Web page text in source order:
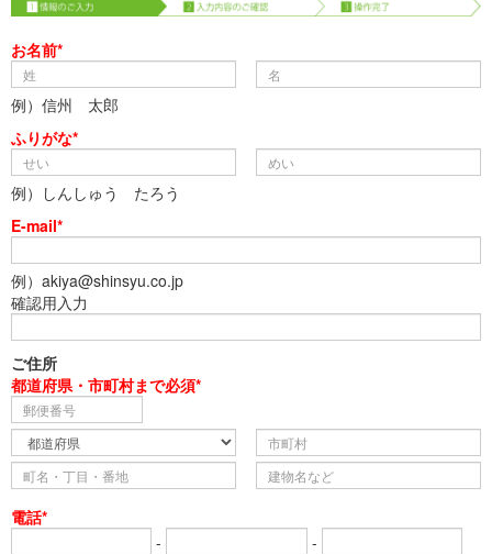
お名前*
例）信州 太郎
ふりがな*
例）しんしゅう たろう
E-mail*
例）akiya@shinsyu.co.jp
確認用入力
ご住所
都道府県・市町村まで必須*
電話*
-
-